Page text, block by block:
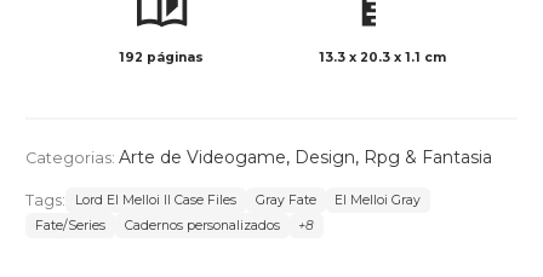
192 páginas 13.3 x 20.3 x 1.1 cm
Categorias: Arte de Videogame, Design, Rpg & Fantasia
Tags: Lord El Melloi II Case Files Gray Fate
El Melloi Gray
Fate/Series
Cadernos personalizados +8